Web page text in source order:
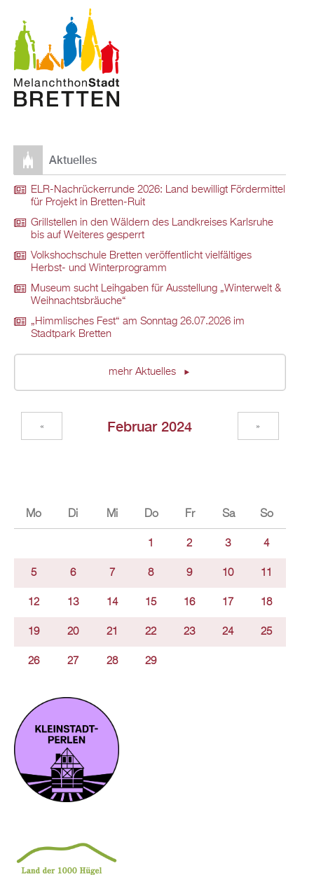
Aktuelles
ELR-Nachrückerrunde 2026: Land bewilligt Fördermittel
für Projekt in Bretten-Ruit
Grillstellen in den Wäldern des Landkreises Karlsruhe
bis auf Weiteres gesperrt
Volkshochschule Bretten veröffentlicht vielfältiges
Herbst- und Winterprogramm
Museum sucht Leihgaben für Ausstellung „Winterwelt &
Weihnachtsbräuche“
„Himmlisches Fest“ am Sonntag 26.07.2026 im
Stadtpark Bretten
mehr Aktuelles
Februar 2024
« »
Mo Di Mi Do Fr Sa So
1 2 3 4
5 6 7 8 9 10 11
12 13 14 15 16 17 18
19 20 21 22 23 24 25
26 27 28 29